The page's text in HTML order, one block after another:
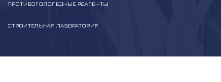
ПРОТИВОГОЛОЛЕДНЫЕ РЕАГЕНТЫ
СТРОИТЕЛЬНАЯ ЛАБОРАТОРИЯ